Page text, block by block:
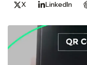
X LinkedIn